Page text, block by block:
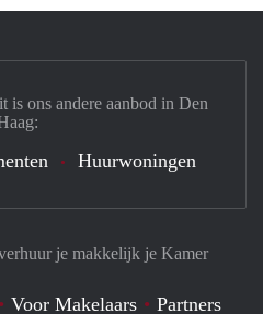
je makkelijk je Kamer
Voor Makelaars Partners
is ons andere aanbod in Den
Huurwoningen